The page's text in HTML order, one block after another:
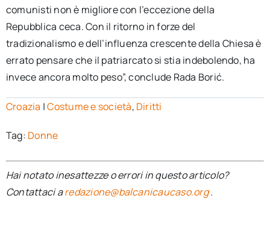
comunisti non è migliore con l’eccezione della
Repubblica ceca. Con il ritorno in forze del
tradizionalismo e dell’influenza crescente della Chiesa è
errato pensare che il patriarcato si stia indebolendo, ha
invece ancora molto peso”, conclude Rada Borić.
Croazia |Costume e società, Diritti
Tag: Donne
Hai notato inesattezze o errori in questo articolo?
Contattaci aredazione@balcanicaucaso.org.